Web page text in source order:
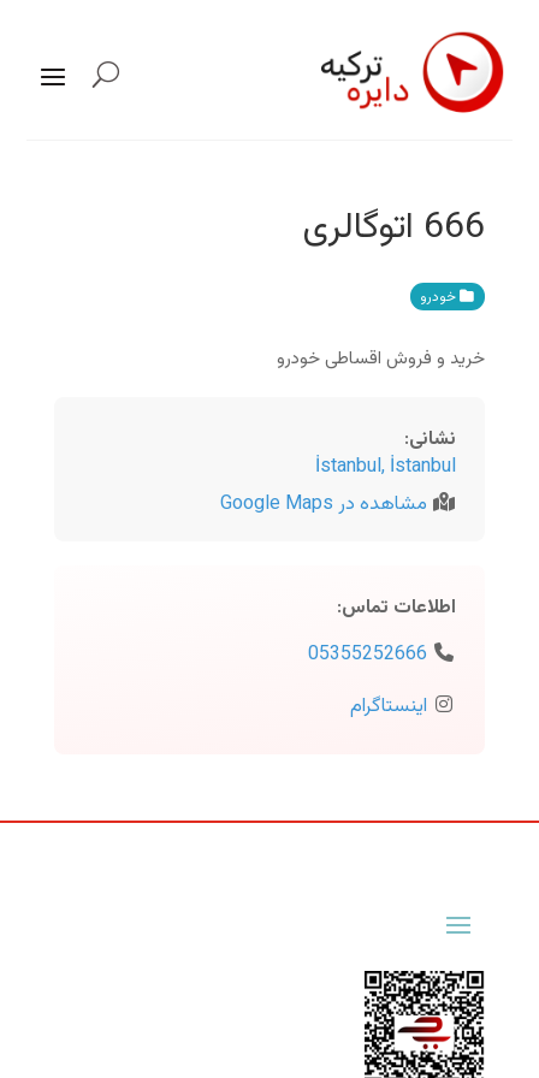
666 اتوگالری
خودرو
خرید و فروش اقساطی خودرو
نشانی:
İstanbul, İstanbul
مشاهده در Google Maps
اطلاعات تماس:
05355252666
اینستاگرام